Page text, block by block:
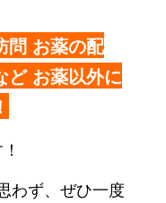
問 お薬の配
ど お薬以外に
わず、ぜひ一度